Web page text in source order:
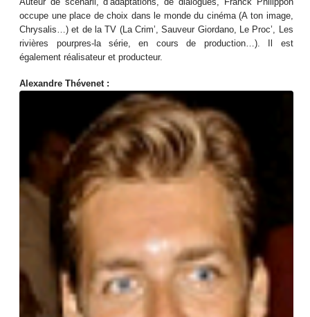
occupe une place de choix dans le monde du cinéma (A ton image,
Chrysalis…) et de la TV (La Crim’, Sauveur Giordano, Le Proc’, Les
rivières pourpres-la série, en cours de production…). Il est
également réalisateur et producteur.
Alexandre Thévenet :